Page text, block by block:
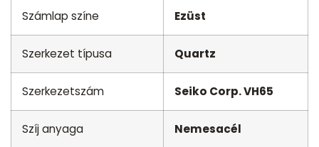
Számlap színe Ezüst
Szerkezet típusa Quartz
Szerkezetszám Seiko Corp. VH65
Szíj anyaga Nemesacél